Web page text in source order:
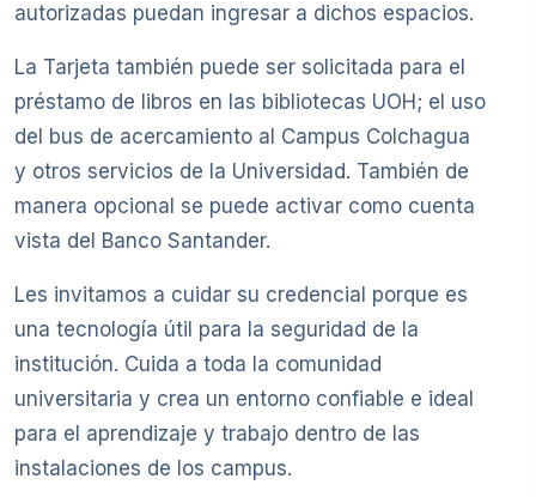
autorizadas puedan ingresar a dichos espacios.
La Tarjeta también puede ser solicitada para el
préstamo de libros en las bibliotecas UOH; el uso
del bus de acercamiento al Campus Colchagua
y otros servicios de la Universidad. También de
manera opcional se puede activar como cuenta
vista del Banco Santander.
Les invitamos a cuidar su credencial porque es
una tecnología útil para la seguridad de la
institución. Cuida a toda la comunidad
universitaria y crea un entorno confiable e ideal
para el aprendizaje y trabajo dentro de las
instalaciones de los campus.